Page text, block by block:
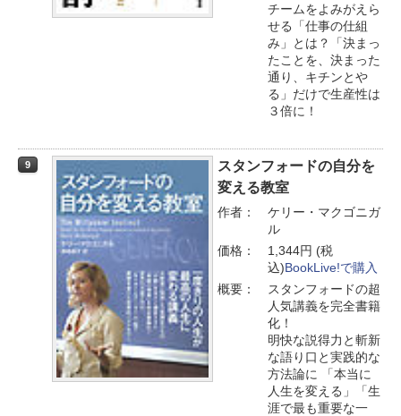
チームをよみがえら
せる「仕事の仕組
み」とは？「決まっ
たことを、決まった
通り、キチンとや
る」だけで生産性は
３倍に！
9
スタンフォードの自分を
変える教室
作者：
ケリー・マクゴニガ
ル
価格：
1,344円 (税
込)BookLive!で購入
概要：
スタンフォードの超
人気講義を完全書籍
化！
明快な説得力と斬新
な語り口と実践的な
方法論に 「本当に
人生を変える」「生
涯で最も重要な一